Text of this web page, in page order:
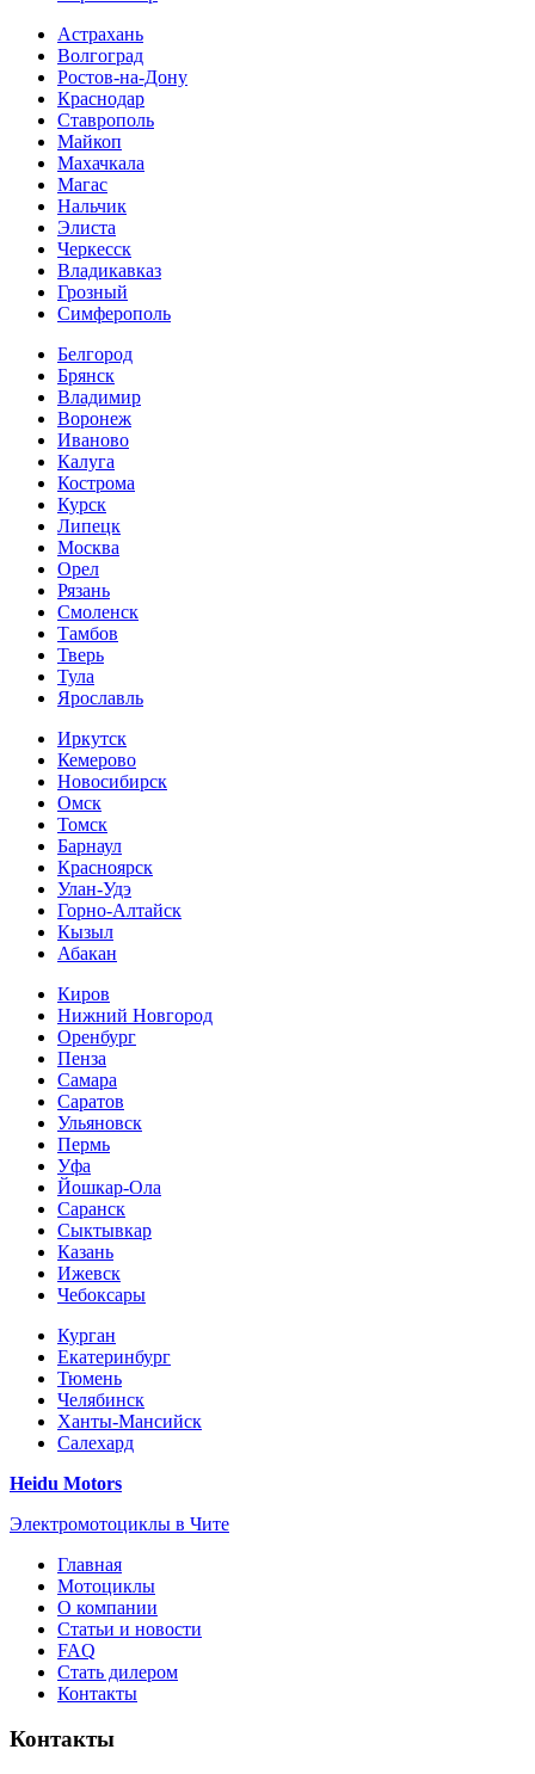
Астрахань
Волгоград
Ростов-на-Дону
Краснодар
Ставрополь
Майкоп
Махачкала
Магас
Нальчик
Элиста
Черкесск
Владикавказ
Грозный
Симферополь
Белгород
Брянск
Владимир
Воронеж
Иваново
Калуга
Кострома
Курск
Липецк
Москва
Орел
Рязань
Смоленск
Тамбов
Тверь
Тула
Ярославль
Иркутск
Кемерово
Новосибирск
Омск
Томск
Барнаул
Красноярск
Улан-Удэ
Горно-Алтайск
Кызыл
Абакан
Киров
Нижний Новгород
Оренбург
Пенза
Самара
Саратов
Ульяновск
Пермь
Уфа
Йошкар-Ола
Саранск
Сыктывкар
Казань
Ижевск
Чебоксары
Курган
Екатеринбург
Тюмень
Челябинск
Ханты-Мансийск
Салехард
Heidu Motors
Электромотоциклы в Чите
Главная
Мотоциклы
О компании
Статьи и новости
FAQ
Стать дилером
Контакты
Контакты